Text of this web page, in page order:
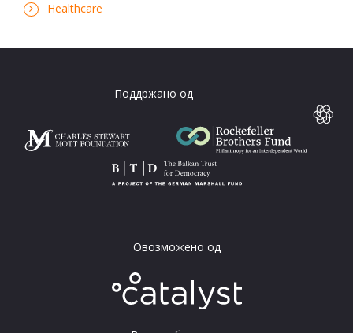
Healthcare
Поддржано од
Овозможено од